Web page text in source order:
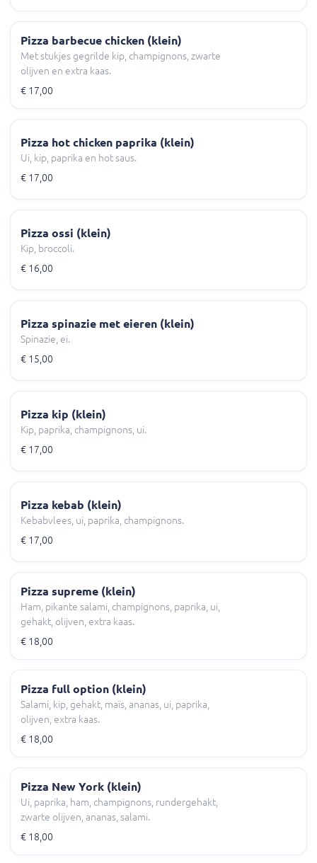
Pizza barbecue chicken (klein)
Met stukjes gegrilde kip, champignons, zwarte
olijven en extra kaas.
€ 17,00
Pizza hot chicken paprika (klein)
Ui, kip, paprika en hot saus.
€ 17,00
Pizza ossi (klein)
Kip, broccoli.
€ 16,00
Pizza spinazie met eieren (klein)
Spinazie, ei.
€ 15,00
Pizza kip (klein)
Kip, paprika, champignons, ui.
€ 17,00
Pizza kebab (klein)
Kebabvlees, ui, paprika, champignons.
€ 17,00
Pizza supreme (klein)
Ham, pikante salami, champignons, paprika, ui,
gehakt, olijven, extra kaas.
€ 18,00
Pizza full option (klein)
Salami, kip, gehakt, maïs, ananas, ui, paprika,
olijven, extra kaas.
€ 18,00
Pizza New York (klein)
Ui, paprika, ham, champignons, rundergehakt,
zwarte olijven, ananas, salami.
€ 18,00